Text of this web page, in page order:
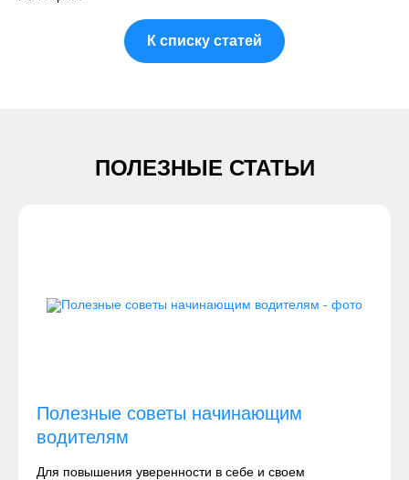
К списку статей
ПОЛЕЗНЫЕ СТАТЬИ
Полезные советы начинающим
водителям
Для повышения уверенности в себе и своем